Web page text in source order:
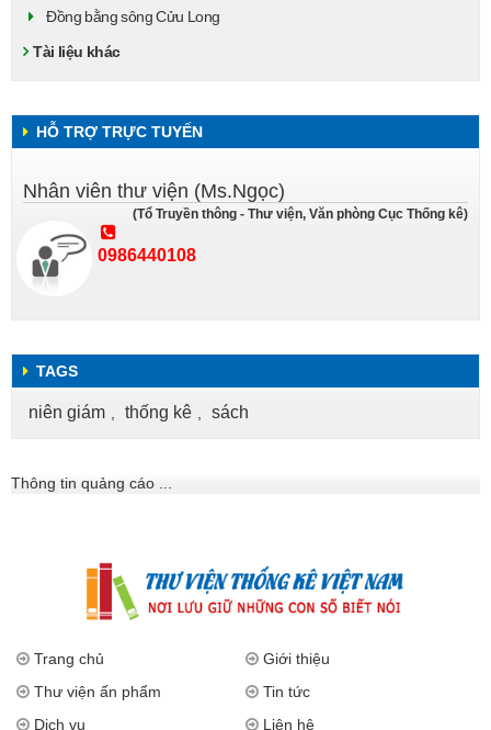
Đồng bằng sông Cửu Long
Tài liệu khác
HỖ TRỢ TRỰC TUYẾN
Nhân viên thư viện (Ms.Ngọc)
(Tổ Truyền thông - Thư viện, Văn phòng Cục Thống kê)
0986440108
TAGS
niên giám , thống kê , sách
Thông tin quảng cáo ...
Trang chủ
Giới thiệu
Thư viện ấn phẩm
Tin tức
Dịch vụ
Liên hệ